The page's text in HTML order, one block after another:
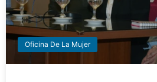
Oficina De La Mujer